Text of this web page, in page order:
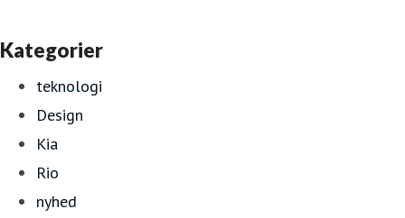
Kategorier
teknologi
Design
Kia
Rio
nyhed